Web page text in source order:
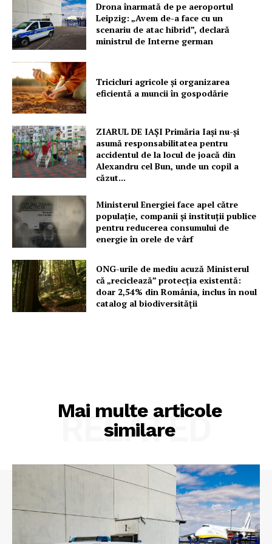
Drona înarmată de pe aeroportul
Leipzig: „Avem de-a face cu un
scenariu de atac hibrid”, declară
ministrul de Interne german
Tricicluri agricole și organizarea
eficientă a muncii în gospodărie
ZIARUL DE IAȘI Primăria Iași nu-și
asumă responsabilitatea pentru
accidentul de la locul de joacă din
Alexandru cel Bun, unde un copil a
căzut...
Ministerul Energiei face apel către
populație, companii și instituții publice
pentru reducerea consumului de
energie în orele de vârf
ONG-urile de mediu acuză Ministerul
că „reciclează” protecția existentă:
doar 2,54% din România, inclus în noul
catalog al biodiversității
Mai multe articole
similare
RELATED